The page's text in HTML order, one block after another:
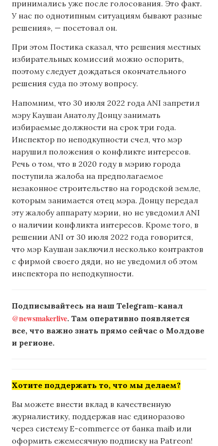
принимались уже после голосования. Это факт.
У нас по однотипным ситуациям бывают разные
решения», — посетовал он.
При этом Постика сказал, что решения местных
избирательных комиссий можно оспорить,
поэтому следует дождаться окончательного
решения суда по этому вопросу.
Напомним, что 30 июля 2022 года ANI запретил
мэру Каушан Анатолу Донцу занимать
избираемые должности на срок три года.
Инспектор по неподкупности счел, что мэр
нарушил положения о конфликте интересов.
Речь о том, что в 2020 году в мэрию города
поступила жалоба на предполагаемое
незаконное строительство на городской земле,
которым занимается отец мэра. Донцу передал
эту жалобу аппарату мэрии, но не уведомил ANI
о наличии конфликта интересов. Кроме того, в
решении ANI от 30 июля 2022 года говорится,
что мэр Каушан заключил несколько контрактов
с фирмой своего дяди, но не уведомил об этом
инспектора по неподкупности.
Подписывайтесь на наш Telegram-канал
@newsmakerlive. Там оперативно появляется
все, что важно знать прямо сейчас о Молдове
и регионе.
Хотите поддержать то, что мы делаем?
Вы можете внести вклад в качественную
журналистику, поддержав нас единоразово
через систему E-commerce от банка maib или
оформить ежемесячную подписку на Patreon!